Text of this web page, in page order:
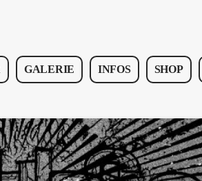
GALERIE INFOS SHOP